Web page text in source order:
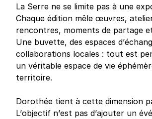
La Serre ne se limite pas à une
Chaque édition mêle œuvres,
rencontres, moments de partage
Une buvette, des espaces
collaborations locales : tout est
un véritable espace de vie
territoire.
Dorothée tient à cette dimension
L’objectif n’est pas d’ajouter un